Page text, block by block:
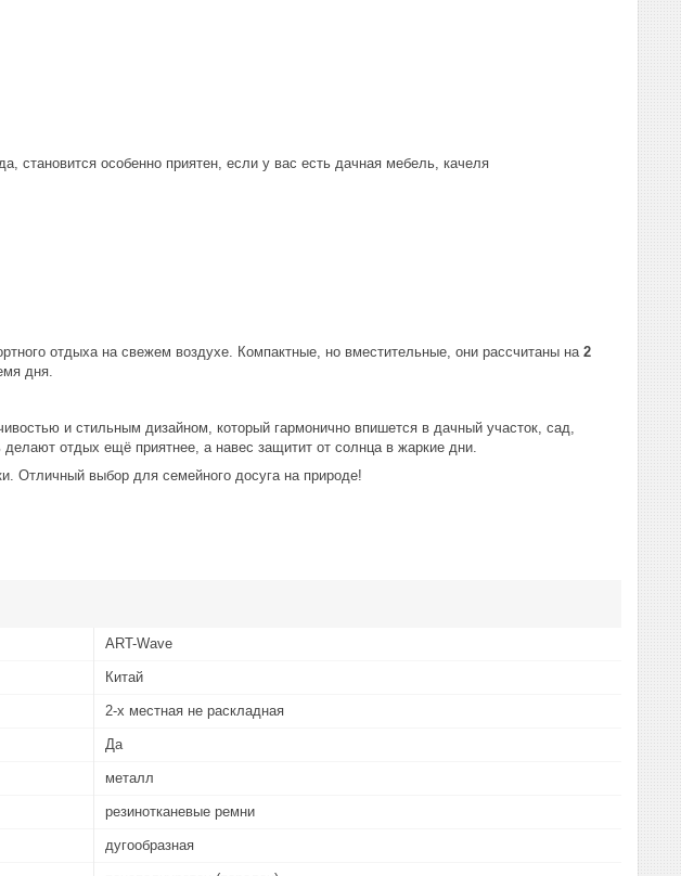
становится особенно приятен, если у вас есть дачная мебель, качеля
отдыха на свежем воздухе. Компактные, но вместительные, они рассчитаны на 2
дня.
и стильным дизайном, который гармонично впишется в дачный участок, сад,
отдых ещё приятнее, а навес защитит от солнца в жаркие дни.
Отличный выбор для семейного досуга на природе!
ART-Wave
Китай
2-х местная не раскладная
Да
металл
резинотканевые ремни
дугообразная